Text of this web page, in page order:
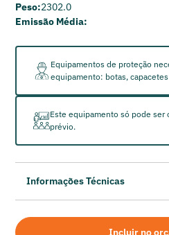
Peso:2302.0
Emissão Média:
Equipamentos de proteção
equipamento: botas,
Este equipamento só pode ser
prévio.
Informações Técnicas
Plataforma Elevatória Tesoura
Incluir no